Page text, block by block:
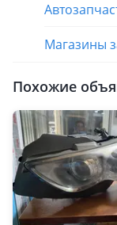
Магазины
Похожие